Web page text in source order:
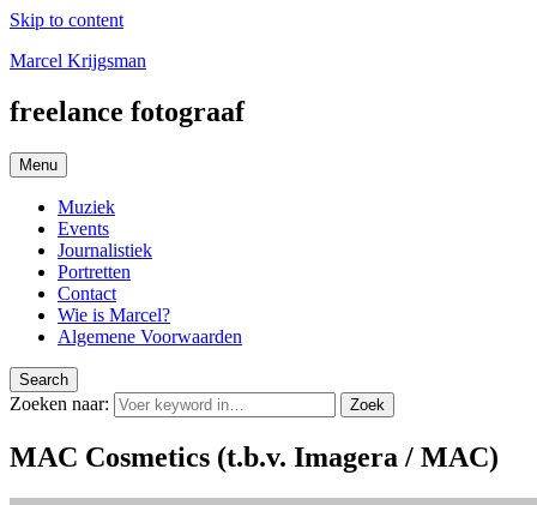
Skip to content
Marcel Krijgsman
freelance fotograaf
Menu
Muziek
Events
Journalistiek
Portretten
Contact
Wie is Marcel?
Algemene Voorwaarden
Search
Zoeken naar: Zoek
MAC Cosmetics (t.b.v. Imagera / MAC)